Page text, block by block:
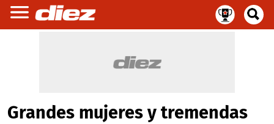
Grandes mujeres y tremendas